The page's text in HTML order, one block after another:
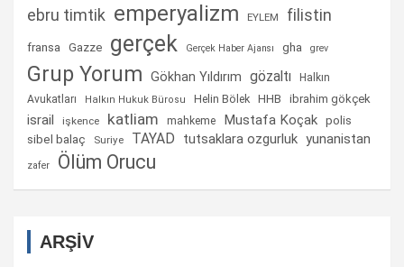
ebru timtik emperyalizm EYLEM filistin
fransa Gazze gerçek Gerçek Haber Ajansı gha grev
Grup Yorum Gökhan Yıldırım gözaltı
Halkın
Avukatları
Halkın Hukuk Bürosu Helin Bölek HHB ibrahim gökçek
israil işkence katliam mahkeme Mustafa Koçak polis
sibel balaç Suriye TAYAD tutsaklara ozgurluk yunanistan
zafer Ölüm Orucu
ARŞİV